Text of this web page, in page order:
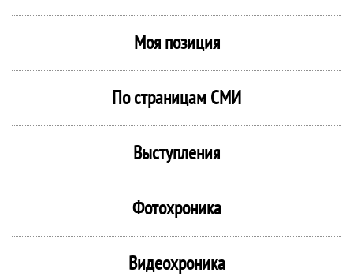
Моя позиция
По страницам СМИ
Выступления
Фотохроника
Видеохроника